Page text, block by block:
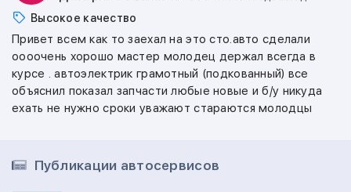
Высокое качество
Привет всем как то заехал на это сто.авто сделали
оооочень хорошо мастер молодец держал всегда в
курсе . автоэлектрик грамотный (подкованный) все
объяснил показал запчасти любые новые и б/у никуда
ехать не нужно сроки уважают стараются молодцы
Публикации автосервисов